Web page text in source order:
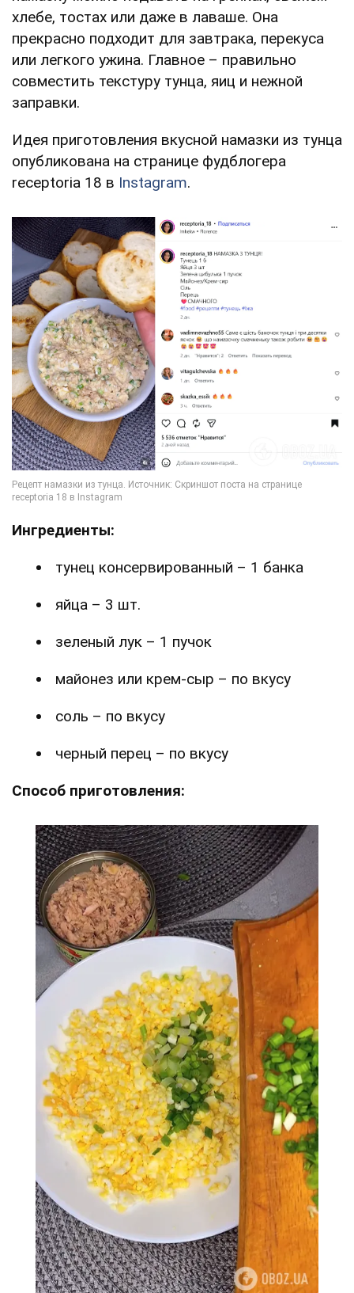
хлебе, тостах или даже в лаваше. Она
прекрасно подходит для завтрака, перекуса
или легкого ужина. Главное – правильно
совместить текстуру тунца, яиц и нежной
заправки.
Идея приготовления вкусной намазки из тунца
опубликована на странице фудблогера
receptoria 18 в Instagram.
Ингредиенты:
тунец консервированный – 1 банка
яйца – 3 шт.
зеленый лук – 1 пучок
майонез или крем-сыр – по вкусу
соль – по вкусу
черный перец – по вкусу
Способ приготовления: